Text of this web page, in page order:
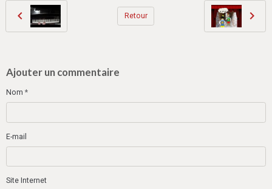
Retour
Ajouter un commentaire
Nom
E-mail
Site Internet